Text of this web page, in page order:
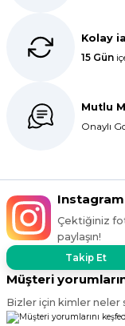
Kolay
15 Gün
Mutlu
Onaylı
Çektiğiniz
paylaşın!
Takip Et
Müşteri
Bizler için kimler neler